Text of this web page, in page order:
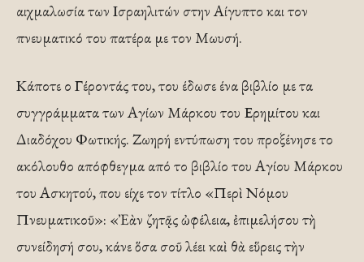
αιχμαλωσία των Ισραηλιτών στην Αίγυπτο και τον
πνευματικό του πατέρα με τον Μωυσή.
Κάποτε ο Γέροντάς του, του έδωσε ένα βιβλίο με τα
συγγράμματα των Αγίων Μάρκου του Ερημίτου και
Διαδόχου Φωτικής. Ζωηρή εντύπωση του προξένησε το
ακόλουθο απόφθεγμα από το βιβλίο του Αγίου Μάρκου
του Ασκητού, που είχε τον τίτλο «Περὶ Νόμου
Πνευματικοῦ»: «Ἐὰν ζητᾷς ὠφέλεια, ἐπιμελήσου τὴ
συνείδησή σου, κάνε ὅσα σοῦ λέει καὶ θὰ εὕρεις τὴν